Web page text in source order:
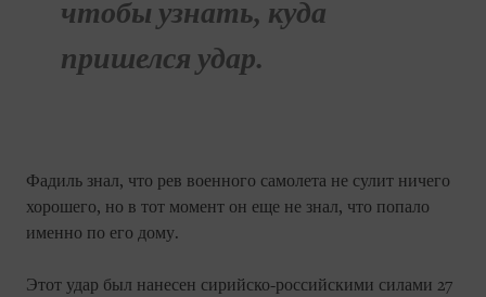
чтобы узнать, куда
пришелся удар.
Фадиль знал, что рев военного самолета не сулит ничего
хорошего, но в тот момент он еще не знал, что попало
именно по его дому.
Этот удар был нанесен сирийско-российскими силами 27